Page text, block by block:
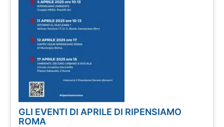
GLI EVENTI DI APRILE DI RIPENSIAMO
ROMA